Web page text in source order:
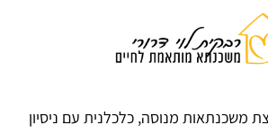
משכנתאות מנוסה, כלכלנית עם ניסיון